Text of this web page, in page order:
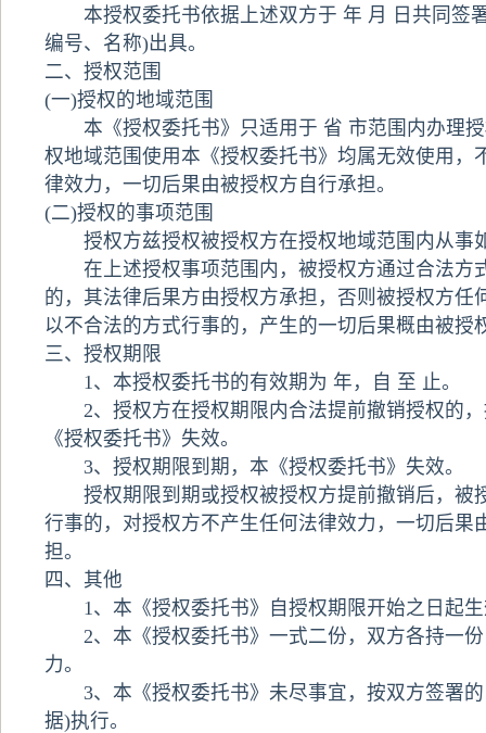
本授权委托书依据上述双方于 年 月 日共同签
编号、名称)出具。
二、授权范围
(一)授权的地域范围
本《授权委托书》只适用于 省 市范围内办理授
权地域范围使用本《授权委托书》均属无效使用，
律效力，一切后果由被授权方自行承担。
(二)授权的事项范围
授权方兹授权被授权方在授权地域范围内从事
在上述授权事项范围内，被授权方通过合法方
的，其法律后果方由授权方承担，否则被授权方任
以不合法的方式行事的，产生的一切后果概由被授
三、授权期限
1、本授权委托书的有效期为 年，自 至 止。
2、授权方在授权期限内合法提前撤销授权的，
《授权委托书》失效。
3、授权期限到期，本《授权委托书》失效。
授权期限到期或授权被授权方提前撤销后，被
行事的，对授权方不产生任何法律效力，一切后果
担。
四、其他
1、本《授权委托书》自授权期限开始之日起生
2、本《授权委托书》一式二份，双方各持一份
力。
3、本《授权委托书》未尽事宜，按双方签署的
据)执行。